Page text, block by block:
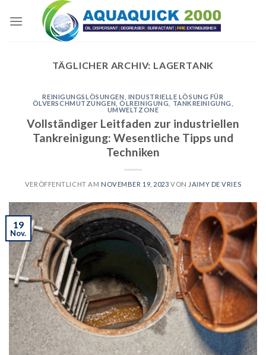
TÄGLICHER ARCHIV: LAGERTANK
REINIGUNGSLÖSUNGEN
INDUSTRIELLE LÖSUNG FÜR
ÖLVERSCHMUTZUNGEN ,ÖLREINIGUNG TANKREINIGUNG
UMWELTZONE
Vollständiger Leitfaden zur industriellen
Tankreinigung: Wesentliche Tipps und
Techniken
VERÖFFENTLICHT AM NOVEMBER 19, 2023 VON JAIMY DE VRIES
19
Nov.